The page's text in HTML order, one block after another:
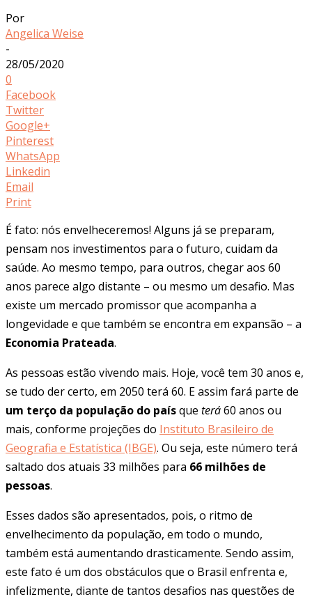
Por
Angelica Weise
-
28/05/2020
0
Facebook
Twitter
Google+
Pinterest
WhatsApp
Linkedin
Email
Print
É fato: nós envelheceremos! Alguns já se preparam,
pensam nos investimentos para o futuro, cuidam da
saúde. Ao mesmo tempo, para outros, chegar aos 60
anos parece algo distante – ou mesmo um desafio. Mas
existe um mercado promissor que acompanha a
longevidade e que também se encontra em expansão – a
Economia Prateada.
As pessoas estão vivendo mais. Hoje, você tem 30 anos e,
se tudo der certo, em 2050 terá 60. E assim fará parte de
um terço da população do paísque terá60 anos ou
mais, conforme projeções do Instituto Brasileiro de
Geografia e Estatística (IBGE). Ou seja, este número terá
saltado dos atuais 33 milhões para 66 milhões de
pessoas.
Esses dados são apresentados, pois, o ritmo de
envelhecimento da população, em todo o mundo,
também está aumentando drasticamente. Sendo assim,
este fato é um dos obstáculos que o Brasil enfrenta e,
infelizmente, diante de tantos desafios nas questões de